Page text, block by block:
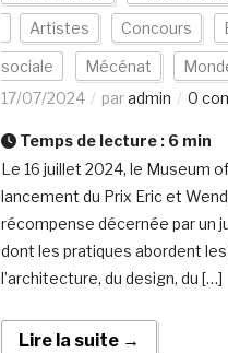
Artistes Concours
sociale Mécénat
17/07/2024
paradmin 0
Temps de lecture : 6 min
Le 16 juillet 2024, le Museum
lancement du Prix Eric et
récompense décernée par un
dont les pratiques abordent
l’architecture, du design, du […]
Lire la suite →